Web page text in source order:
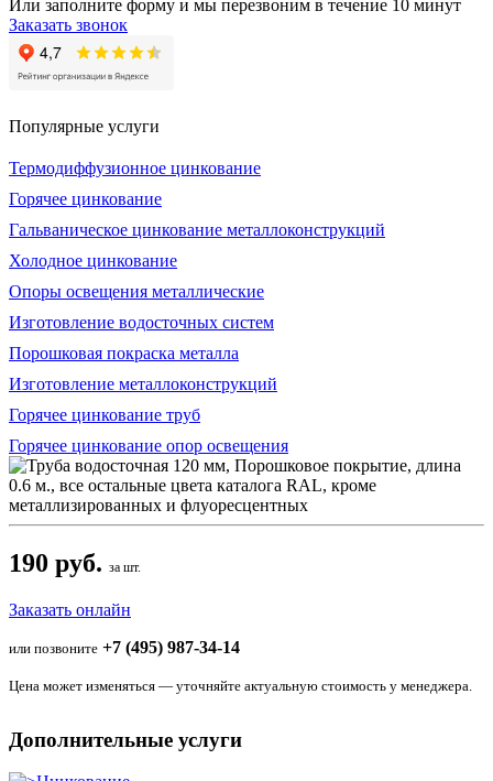
Или заполните форму и мы перезвоним в течение 10 минут
Заказать звонок
Популярные услуги
Термодиффузионное цинкование
Горячее цинкование
Гальваническое цинкование металлоконструкций
Холодное цинкование
Опоры освещения металлические
Изготовление водосточных систем
Порошковая покраска металла
Изготовление металлоконструкций
Горячее цинкование труб
Горячее цинкование опор освещения
190 руб. за шт.
Заказать онлайн
или позвоните +7 (495) 987-34-14
Цена может изменяться — уточняйте актуальную стоимость у менеджера.
Дополнительные услуги